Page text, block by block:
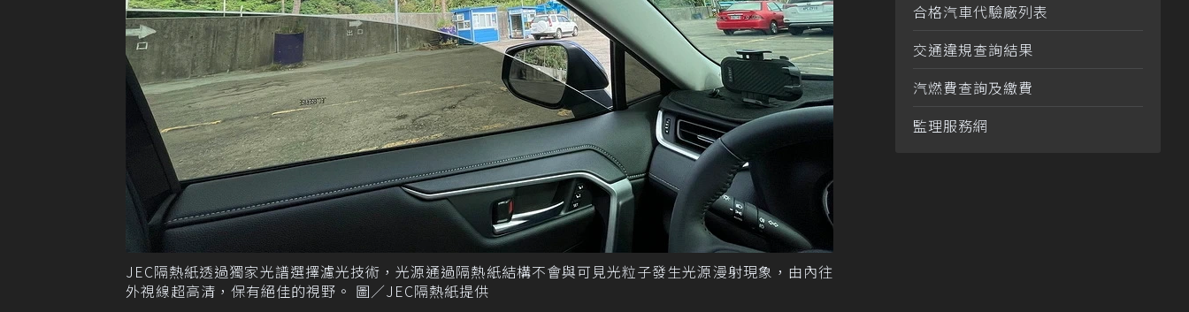
JEC隔熱紙透過獨家光譜選擇濾光技術，光源通過隔熱紙結構不會與可見光粒子發生光源漫射現象，由內往
外視線超高清，保有絕佳的視野。 圖／JEC隔熱紙提供
合格汽車代驗廠列表
交通違規查詢結果
汽燃費查詢及繳費
監理服務網